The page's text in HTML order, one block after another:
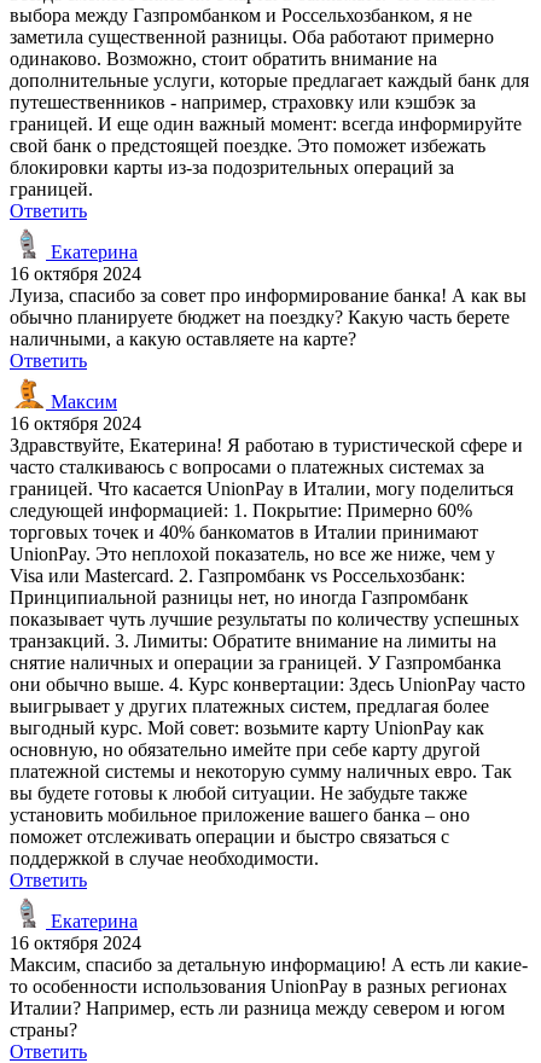
выбора между Газпромбанком и Россельхозбанком, я не
заметила существенной разницы. Оба работают примерно
одинаково. Возможно, стоит обратить внимание на
дополнительные услуги, которые предлагает каждый банк для
путешественников - например, страховку или кэшбэк за
границей. И еще один важный момент: всегда информируйте
свой банк о предстоящей поездке. Это поможет избежать
блокировки карты из-за подозрительных операций за
границей.
Ответить
Екатерина
16 октября 2024
Луиза, спасибо за совет про информирование банка! А как вы
обычно планируете бюджет на поездку? Какую часть берете
наличными, а какую оставляете на карте?
Ответить
Максим
16 октября 2024
Здравствуйте, Екатерина! Я работаю в туристической сфере и
часто сталкиваюсь с вопросами о платежных системах за
границей. Что касается UnionPay в Италии, могу поделиться
следующей информацией: 1. Покрытие: Примерно 60%
торговых точек и 40% банкоматов в Италии принимают
UnionPay. Это неплохой показатель, но все же ниже, чем у
Visa или Mastercard. 2. Газпромбанк vs Россельхозбанк:
Принципиальной разницы нет, но иногда Газпромбанк
показывает чуть лучшие результаты по количеству успешных
транзакций. 3. Лимиты: Обратите внимание на лимиты на
снятие наличных и операции за границей. У Газпромбанка
они обычно выше. 4. Курс конвертации: Здесь UnionPay часто
выигрывает у других платежных систем, предлагая более
выгодный курс. Мой совет: возьмите карту UnionPay как
основную, но обязательно имейте при себе карту другой
платежной системы и некоторую сумму наличных евро. Так
вы будете готовы к любой ситуации. Не забудьте также
установить мобильное приложение вашего банка – оно
поможет отслеживать операции и быстро связаться с
поддержкой в случае необходимости.
Ответить
Екатерина
16 октября 2024
Максим, спасибо за детальную информацию! А есть ли какие-
то особенности использования UnionPay в разных регионах
Италии? Например, есть ли разница между севером и югом
страны?
Ответить